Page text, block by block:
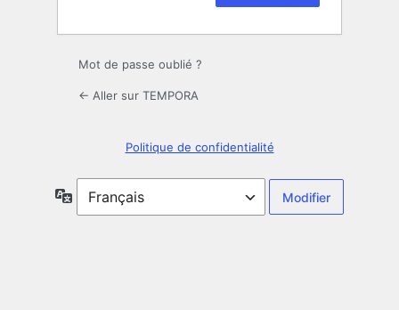
Mot de passe oublié ?
← Aller sur TEMPORA
Politique de confidentialité
Langue